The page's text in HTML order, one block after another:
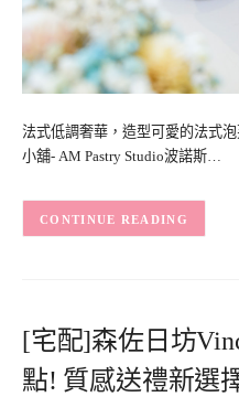
法式低調奢華，造型可愛的法式
小舖- AM Pastry Studio波諾斯…
CONTINUE READING
[宅配]森佐日坊
點! 質感送禮新選